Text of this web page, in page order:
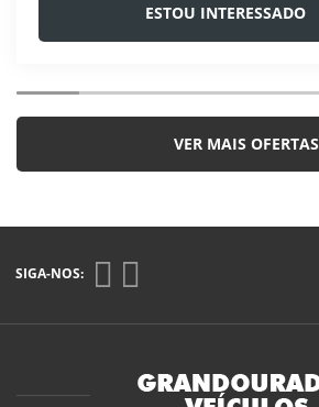
ESTOU INTERESSADO
VER MAIS OFERTAS
SIGA-NOS: